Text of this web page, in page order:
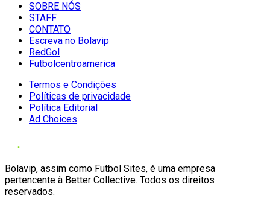
SOBRE NÓS
STAFF
CONTATO
Escreva no Bolavip
RedGol
Futbolcentroamerica
Termos e Condições
Políticas de privacidade
Política Editorial
Ad Choices
Bolavip, assim como Futbol Sites, é uma empresa
pertencente à Better Collective. Todos os direitos
reservados.